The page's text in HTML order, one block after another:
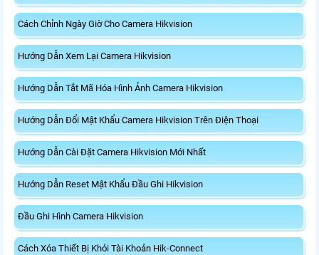
Cách Chỉnh Ngày Giờ Cho Camera Hikvision
Hướng Dẫn Xem Lại Camera Hikvision
Hướng Dẫn Tắt Mã Hóa Hình Ảnh Camera Hikvision
Hướng Dẫn Đổi Mật Khẩu Camera Hikvision Trên Điện Thoại
Hướng Dẫn Cài Đặt Camera Hikvision Mới Nhất
Hướng Dẫn Reset Mật Khẩu Đầu Ghi Hikvision
Đầu Ghi Hình Camera Hikvision
Cách Xóa Thiết Bị Khỏi Tài Khoản Hik-Connect